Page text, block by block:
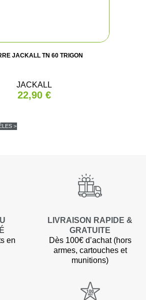
JACKALL TN 60 TRIGON
JACKALL
22,90 €
>
en
LIVRAISON RAPIDE &
GRATUITE
Dès 100€ d’achat (hors
armes, cartouches et
munitions)